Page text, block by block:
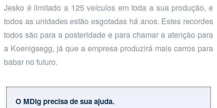
Jesko é limitado a 125 veículos em toda a sua produção, e
todos as unidades estão esgotadas há anos. Estes recordes
todos são para a posteridade e para chamar a atenção para
a Koenigsegg, já que a empresa produzirá mais carros para
babar no futuro.
O MDig precisa de sua ajuda.